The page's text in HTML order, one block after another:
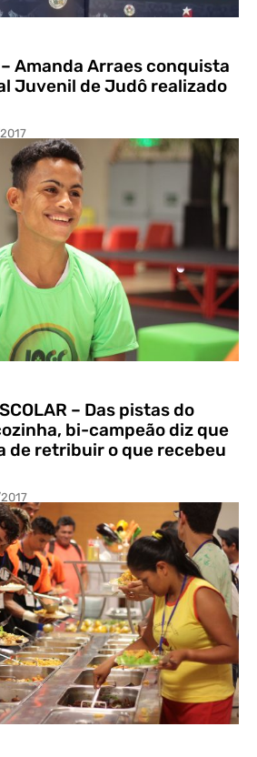
– Amanda Arraes conquista
Juvenil de Judô realizado
– Das pistas do
bi-campeão diz que
de retribuir o que recebeu